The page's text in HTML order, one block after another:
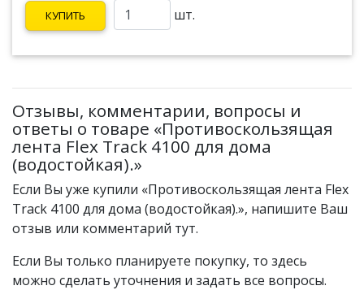
КУПИТЬ шт.
Отзывы, комментарии, вопросы и
ответы о товаре «Противоскользящая
лента Flex Track 4100 для дома
(водостойкая).»
Если Вы уже купили «Противоскользящая лента Flex
Track 4100 для дома (водостойкая).», напишите Ваш
отзыв или комментарий тут.
Если Вы только планируете покупку, то здесь
можно сделать уточнения и задать все вопросы.